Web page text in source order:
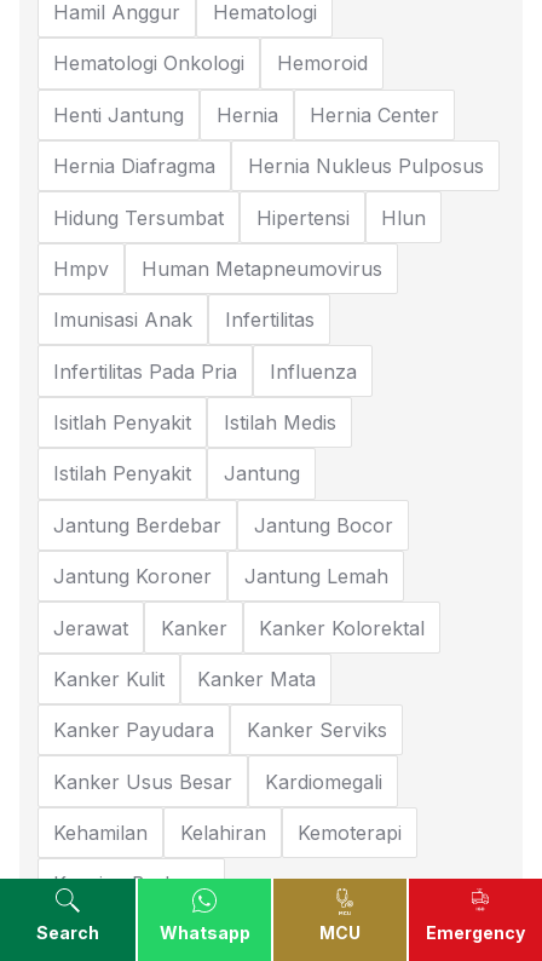
Search Whatsapp MCU Emergency
Hamil Anggur Hematologi
Hematologi Onkologi Hemoroid
Henti Jantung Hernia Hernia Center
Hernia Diafragma Hernia Nukleus Pulposus
Hidung Tersumbat Hipertensi Hlun
Hmpv Human Metapneumovirus
Imunisasi Anak Infertilitas
Infertilitas Pada Pria Influenza
Isitlah Penyakit Istilah Medis
Istilah Penyakit Jantung
Jantung Berdebar Jantung Bocor
Jantung Koroner Jantung Lemah
Jerawat Kanker Kanker Kolorektal
Kanker Kulit Kanker Mata
Kanker Payudara Kanker Serviks
Kanker Usus Besar Kardiomegali
Kehamilan Kelahiran Kemoterapi
Kencing Berbusa
Kencing Berdarah Pada Pria Keputihan